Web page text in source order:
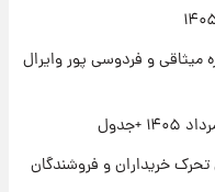
میثاقی و فردوسی پور وایرال
خریداران و فروشندگان